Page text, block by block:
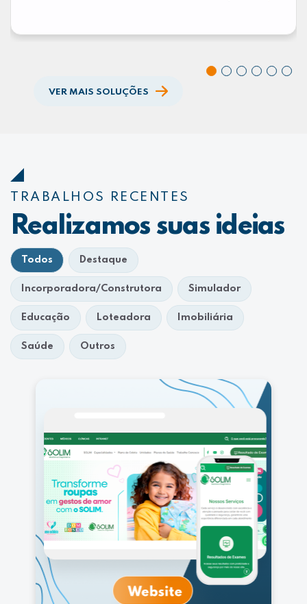
VER MAIS SOLUÇÕES
TRABALHOS RECENTES
Realizamos suas ideias
Todos Destaque
Incorporadora/Construtora Simulador
Educação Loteadora Imobiliária
Saúde Outros